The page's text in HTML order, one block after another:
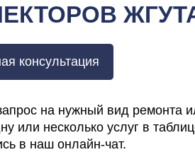
консультация
на нужный вид ремонта
или несколько услуг в
в наш онлайн-чат.